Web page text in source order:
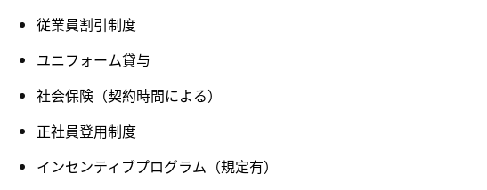
従業員割引制度
ユニフォーム貸与
社会保険（契約時間による）
正社員登用制度
インセンティブプログラム（規定有）